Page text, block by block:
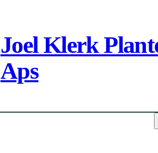
Joel Klerk
Aps